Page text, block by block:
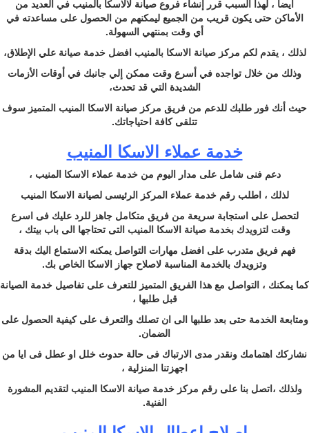
أيضاً ، لهذا السبب قرر إنشاء فروع صيانة لالاسكا بالمنيب في العديد من
الأماكن حتى يكون قريب من الجميع ليمكنهم من الحصول على مساعدته في
أي وقت بمنتهي السهولة.
لذلك ، يقدم لكم مركز صيانة الاسكا بالمنيب افضل خدمة صيانة علي الإطلاق،
وذلك من خلال تواجده في أسرع وقت ممكن إلي جانبك في أوقات الأزمات
الشديدة التي قد تحدث،
حيث أنك فور طلبك للدعم من فريق مركز صيانة الاسكا المنيب المتميز سوف
تتلقى كافة احتياجاتك.
خدمة عملاء الاسكا المنيب
دعم فنى شامل على مدار اليوم من خدمة عملاء الاسكا المنيب ،
لذلك ، اطلب رقم خدمة عملاء المركز الرئيسى لصيانة الاسكا المنيب
لتحصل على استجابة سريعة من فريق متكامل جاهز للرد عليك فى اسرع
وقت لتزويدك بخدمة صيانة الاسكا المنيب التى تحتاجها الى باب بيتك ،
فهم فريق متدرب على افضل مهارات التواصل يمكنه الاستماع اليك بدقة
وتزويدك بالخدمة المناسبة لاصلاح جهاز الاسكا الخاص بك.
كما يمكنك ، التواصل مع هذا الفريق المتميز للتعرف على تفاصيل خدمة الصيانة
قبل طلبها ،
ومتابعة الخدمة حتى بعد طلبها الى ان تصلك والتعرف على كيفية الحصول على
الضمان.
نشاركك اهتمامك ونقدر مدى الارتباك فى حالة حدوث خلل او عطل فى ايا من
اجهزتنا المنزلية ،
ولذلك ،اتصل بنا على رقم مركز خدمة صيانة الاسكا المنيب لتقديم المشورة
الفنية.